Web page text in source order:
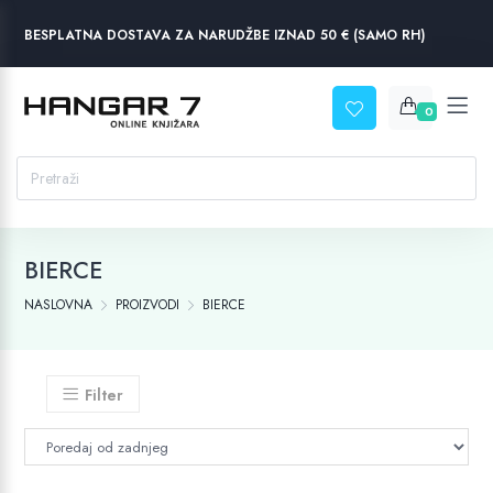
BESPLATNA DOSTAVA ZA NARUDŽBE IZNAD 50 € (SAMO RH)
0
BIERCE
NASLOVNA PROIZVODI BIERCE
Filter